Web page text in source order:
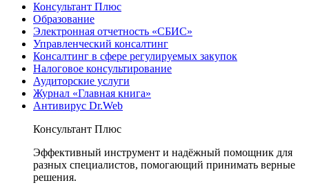
Консультант Плюс
Образование
Электронная отчетность «СБИС»
Управленческий консалтинг
Консалтинг в сфере регулируемых закупок
Налоговое консультирование
Аудиторские услуги
Журнал «Главная книга»
Антивирус Dr.Web
Консультант Плюс
Эффективный инструмент и надёжный помощник для
разных специалистов, помогающий принимать верные
решения.